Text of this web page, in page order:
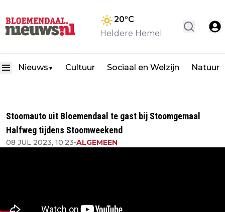
20°C
Heldere Hemel
Nieuws ▼ Cultuur Sociaal en Welzijn Natuur
Stoomauto uit Bloemendaal te gast bij Stoomgemaal
Halfweg tijdens Stoomweekend
08 JUL 2023, 10:23•ALGEMEEN